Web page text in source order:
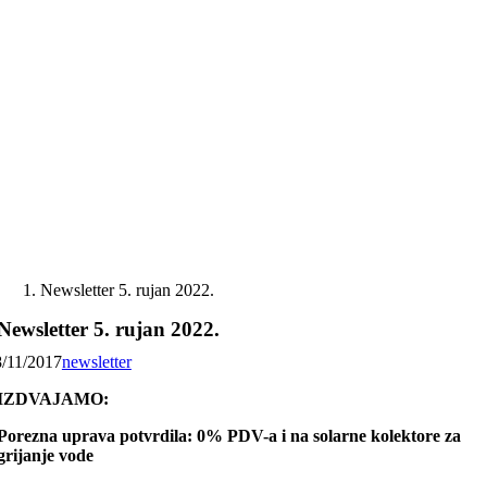
Newsletter 5. rujan 2022.
5. rujan 2022.
11/2017newsletter
uprava potvrdila: 0% PDV-a i na solarne kolektore za
vode